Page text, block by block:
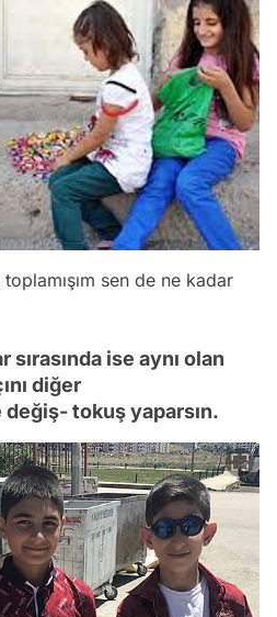
sen de ne kadar
sırasında ise aynı olan
diğer
tokuş yaparsın.